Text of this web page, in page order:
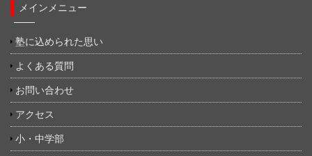
メインメニュー
塾に込められた思い
よくある質問
お問い合わせ
アクセス
小・中学部